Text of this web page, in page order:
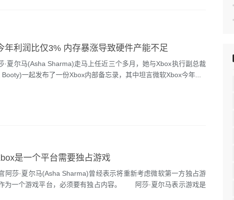
年利润比仅3% 内存暴涨导致硬件产能不足
尔马(Asha Sharma)走马上任近三个多月，她与Xbox执行副总裁
一起发布了一份Xbox内部备忘录，其中坦言微软Xbox今年...
是一个平台需要独占游戏
莎·夏尔马(Asha Sharma)曾经表示将重新考虑微软第一方独占游
为一个游戏平台，必须要有独占内容。 阿莎·夏尔马表示游戏是